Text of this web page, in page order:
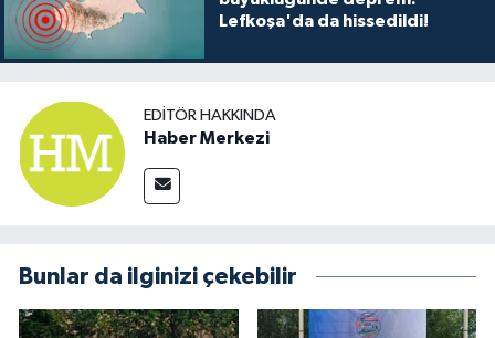
Lefkoşa'da da hissedildi!
EDITÖR HAKKINDA
Haber Merkezi
Bunlar da ilginizi çekebilir